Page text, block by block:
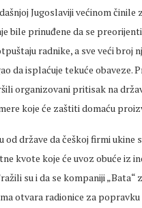
Jugoslaviji većinom činile
bile prinuđene da se
radnike, a sve veći broj
da isplaćuje tekuće obaveze.
organizovani pritisak na
koje će zaštiti domaću
od države da češkoj firmi ukine
kvote koje će uvoz obuće iz
su i da se kompaniji „Bata“
otvara radionice za popravku